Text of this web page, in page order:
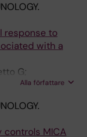
G; Helena S;
response to
with a
G;
Ruiz M; Kelly
Hayday AC;
Alla författare
controls MICA